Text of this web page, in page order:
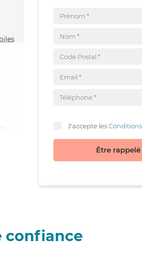
J'accepte les
Être
confiance